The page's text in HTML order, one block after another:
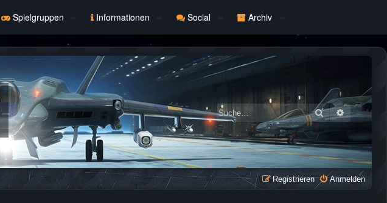
Spielgruppen Informationen Social Archiv
Suche Erweiterte
Anmelden
Registrieren